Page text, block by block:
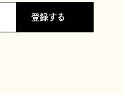
登録する